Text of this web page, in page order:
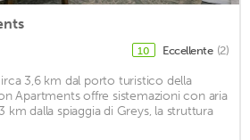
10 Eccellente (2)
3,6 km dal porto turistico della
Apartments offre sistemazioni con aria
km dalla spiaggia di Greys, la struttura